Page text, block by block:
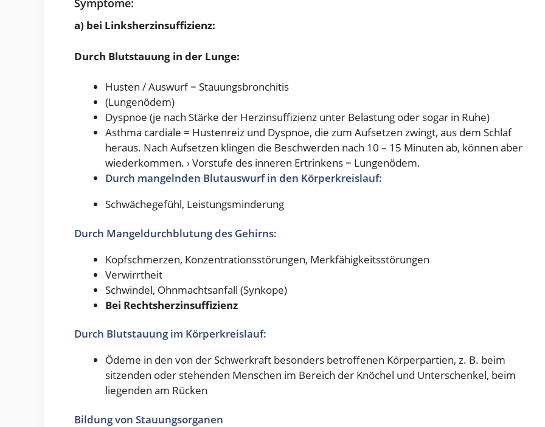
Symptome:
a) bei Linksherzinsuffizienz:
Durch Blutstauung in der Lunge:
Husten / Auswurf = Stauungsbronchitis
(Lungenödem)
Dyspnoe (je nach Stärke der Herzinsuffizienz unter Belastung oder sogar in Ruhe)
Asthma cardiale = Hustenreiz und Dyspnoe, die zum Aufsetzen zwingt, aus dem Schlaf
heraus. Nach Aufsetzen klingen die Beschwerden nach 10 – 15 Minuten ab, können aber
wiederkommen. › Vorstufe des inneren Ertrinkens = Lungenödem.
Durch mangelnden Blutauswurf in den Körperkreislauf:
Schwächegefühl, Leistungsminderung
Durch Mangeldurchblutung des Gehirns:
Kopfschmerzen, Konzentrationsstörungen, Merkfähigkeitsstörungen
Verwirrtheit
Schwindel, Ohnmachtsanfall (Synkope)
Bei Rechtsherzinsuffizienz
Durch Blutstauung im Körperkreislauf:
Ödeme in den von der Schwerkraft besonders betroffenen Körperpartien, z. B. beim
sitzenden oder stehenden Menschen im Bereich der Knöchel und Unterschenkel, beim
liegenden am Rücken
Bildung von Stauungsorganen